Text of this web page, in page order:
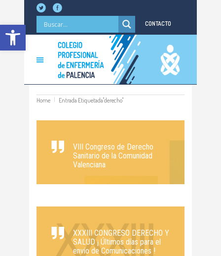
Abrir barra de herramientas CONTACTO
Home Entrada Etiquetada"derecho"
VIII Congreso de Derecho
Sanitario de la Comunidad
Valenciana
XXXIII CONGRESO DERECHO Y
SALUD ¡ Últimos días para el
envío de Comunicaciones !